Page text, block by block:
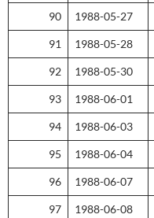
90 1988-05-27
91 1988-05-28
92 1988-05-30
93 1988-06-01
94 1988-06-03
95 1988-06-04
96 1988-06-07
97 1988-06-08